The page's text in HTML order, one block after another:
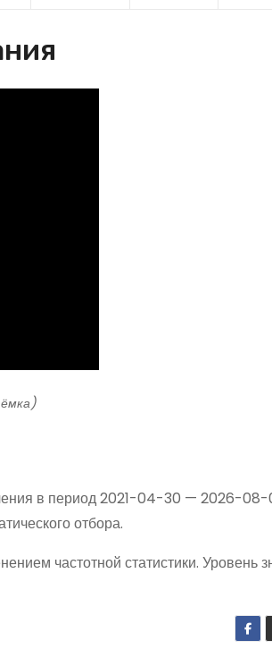
в период 2021-04-30 — 2026-08-
отбора.
частотной статистики. Уровень